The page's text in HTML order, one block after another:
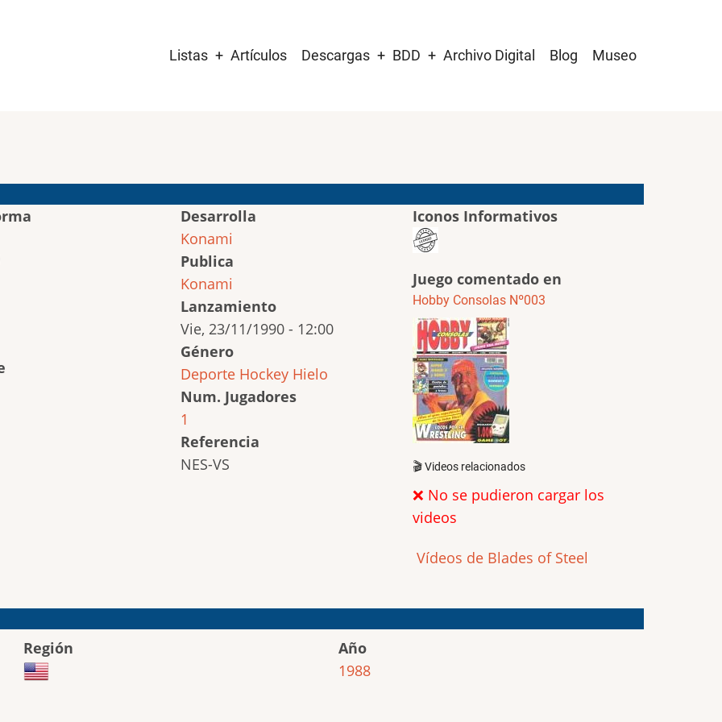
navigation
Listas Artículos Descargas BDD Archivo Digital Blog Museo
Desarrolla
Konami
Publica
Konami
Lanzamiento
Vie, 23/11/1990 - 12:00
Género
Deporte Hockey Hielo
Num. Jugadores
1
Referencia
NES-VS
Iconos Informativos
Juego comentado en
Hobby Consolas Nº003
🎬 Videos relacionados
❌ No se pudieron cargar los
videos
Vídeos de Blades of Steel
Región
Año
1988